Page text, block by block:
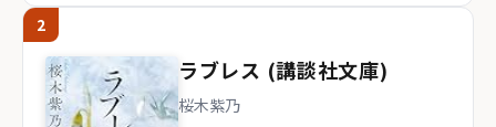
2
ラブレス (講談社文庫)
桜木紫乃